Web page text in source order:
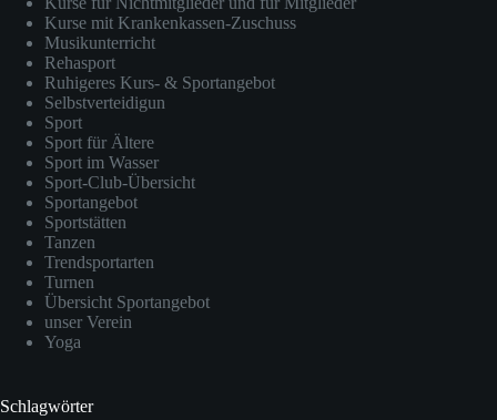
Kurse mit Krankenkassen-Zuschuss
Musikunterricht
Rehasport
Ruhigeres Kurs- & Sportangebot
Selbstverteidigun
Sport
Sport für Ältere
Sport im Wasser
Sport-Club-Übersicht
Sportangebot
Sportstätten
Tanzen
Trendsportarten
Turnen
Übersicht Sportangebot
unser Verein
Yoga
Schlagwörter